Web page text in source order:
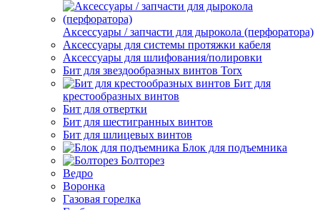
Аксессуары / запчасти для дырокола (перфоратора)
Аксессуары для системы протяжки кабеля
Аксессуары для шлифования/полировки
Бит для звездообразных винтов Torx
Бит для
крестообразных винтов
Бит для отвертки
Бит для шестигранных винтов
Бит для шлицевых винтов
Блок для подъемника
Болторез
Ведро
Воронка
Газовая горелка